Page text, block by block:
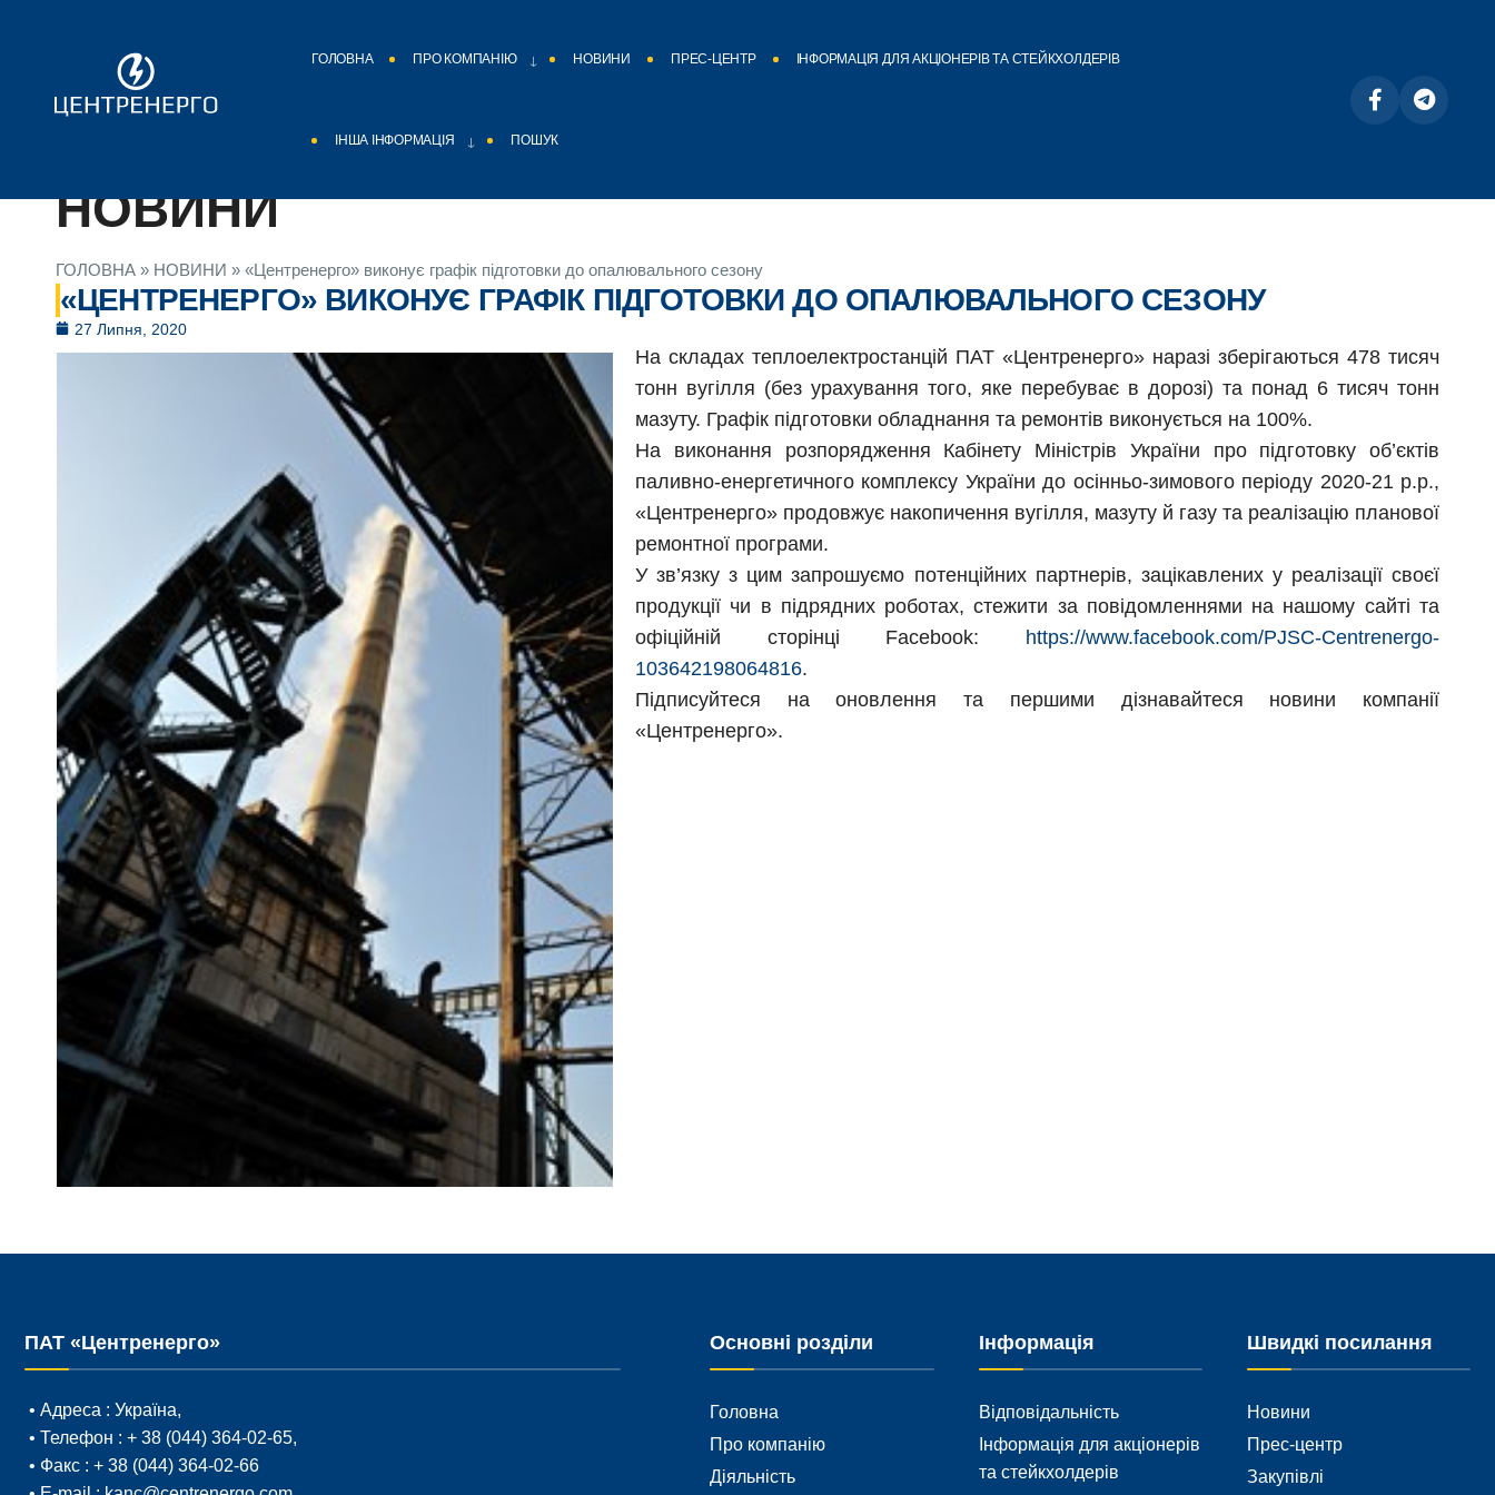
ГОЛОВНА ПРО КОМПАНІЮ НОВИНИ ПРЕС-ЦЕНТР ІНФОРМАЦІЯ ДЛЯ АКЦІОНЕРІВ ТА СТЕЙКХОЛДЕРІВ
ІНША ІНФОРМАЦІЯ ПОШУК
НОВИНИ
ГОЛОВНА » НОВИНИ » «Центренерго» виконує графік підготовки до опалювального сезону
«ЦЕНТРЕНЕРГО» ВИКОНУЄ ГРАФІК ПІДГОТОВКИ ДО ОПАЛЮВАЛЬНОГО СЕЗОНУ
27 Липня, 2020
На складах теплоелектростанцій ПАТ «Центренерго» наразі зберігаються 478 тисяч
тонн вугілля (без урахування того, яке перебуває в дорозі) та понад 6 тисяч тонн
мазуту. Графік підготовки обладнання та ремонтів виконується на 100%.
На виконання розпорядження Кабінету Міністрів України про підготовку об’єктів
паливно-енергетичного комплексу України до осінньо-зимового періоду 2020-21 р.р.,
«Центренерго» продовжує накопичення вугілля, мазуту й газу та реалізацію планової
ремонтної програми.
У зв’язку з цим запрошуємо потенційних партнерів, зацікавлених у реалізації своєї
продукції чи в підрядних роботах, стежити за повідомленнями на нашому сайті та
офіційній сторінці Facebook: https://www.facebook.com/PJSC-Centrenergo-
103642198064816.
Підписуйтеся на оновлення та першими дізнавайтеся новини компанії
«Центренерго».
ПАТ «Центренерго»
• Адреса : Україна,
• Телефон : + 38 (044) 364-02-65,
• Факс : + 38 (044) 364-02-66
Основні розділи
Головна
Про компанію
Діяльність
Інформація
Відповідальність
Інформація для акціонерів
та стейкхолдерів
Швидкі посилання
Новини
Прес-центр
Закупівлі